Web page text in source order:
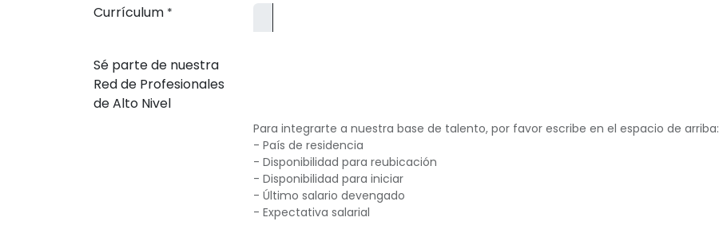
Currículum *
Sé parte de nuestra
Red de Profesionales
de Alto Nivel
Para integrarte a nuestra base de talento, por favor escribe en el espacio de arriba:
- País de residencia
- Disponibilidad para reubicación
- Disponibilidad para iniciar
- Último salario devengado
- Expectativa salarial